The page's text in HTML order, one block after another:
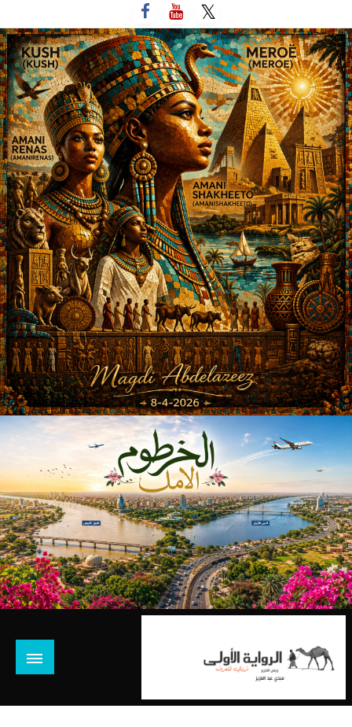
إلى
المحتوى
نروي لتعرف